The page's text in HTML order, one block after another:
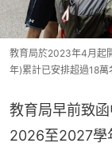
教育局於2023年4月起
年)累計已安排超過18萬
教育局早前致
2026至2027學